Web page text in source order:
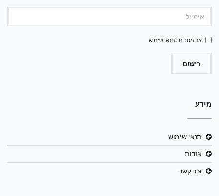
אני מסכים לתנאי שימוש
רישום
מידע
תנאי שימוש
אודות
צור קשר